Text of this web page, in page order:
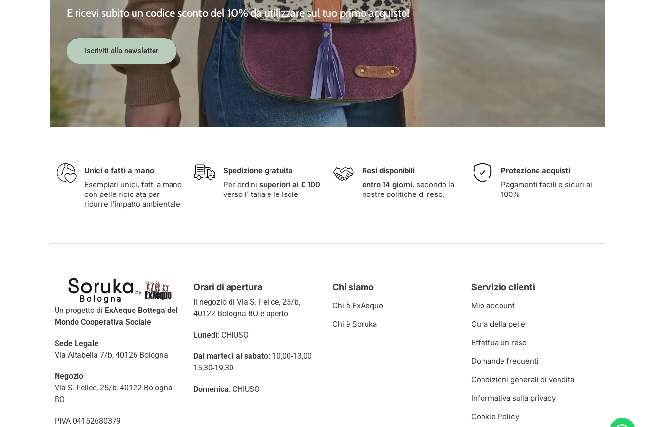
E ricevi subito uncodice sconto del 10%da utilizzare sul tuo primo acquisto!
Iscriviti alla newsletter
Unici e fatti a mano
Esemplari unici, fatti a mano
con pelle riciclata per
ridurre l'impatto ambientale
Spedizione gratuita
Per ordini superiori ai € 100
verso l'Italia e le Isole
Resi disponibili
entro 14 giorni, secondo la
nostre politiche di reso.
Protezione acquisti
Pagamenti facili e sicuri al
100%
Un progetto di ExAequo Bottega del
Mondo Cooperativa Sociale
Sede Legale
Via Altabella 7/b, 40126 Bologna
Negozio
Via S. Felice, 25/b, 40122 Bologna
BO
PIVA 04152680379
Orari di apertura
Il negozio di Via S. Felice, 25/b,
40122 Bologna BO è aperto:
Lunedì: CHIUSO
Dal martedì al sabato: 10,00-13,00
15,30-19,30
Domenica: CHIUSO
Chi siamo
Chi è ExAequo
Chi è Soruka
Servizio clienti
Mio account
Cura della pelle
Effettua un reso
Domande frequenti
Condizioni generali di vendita
Informativa sulla privacy
Cookie Policy